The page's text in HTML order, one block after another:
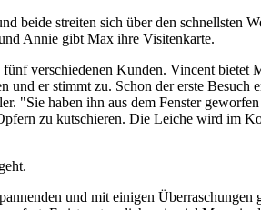
beide streiten sich über den schnellsten
Annie gibt Max ihre Visitenkarte.
verschiedenen Kunden. Vincent
er stimmt zu. Schon der erste
"Sie haben ihn aus dem Fenster
zu kutschieren. Die Leiche wird im
und mit einigen